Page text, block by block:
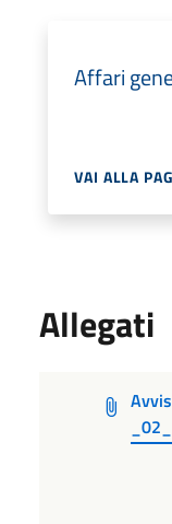
Affari
VAI ALLA
Allegati